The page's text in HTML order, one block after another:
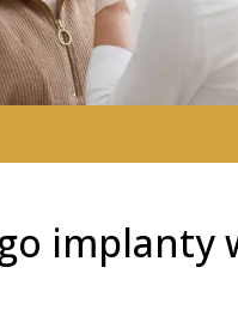
implanty